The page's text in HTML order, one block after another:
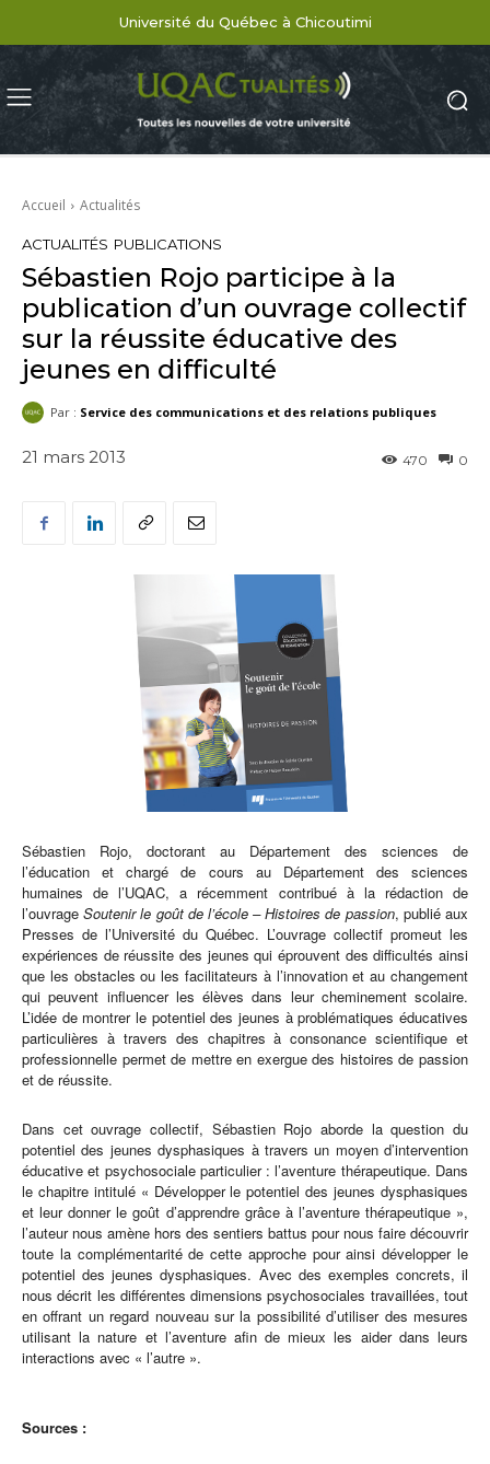
Université du Québec à Chicoutimi
Accueil Actualités
ACTUALITÉS PUBLICATIONS
Sébastien Rojo participe à la
publication d’un ouvrage collectif
sur la réussite éducative des
jeunes en difficulté
Par : Service des communications et des relations publiques
21 mars 2013 0
470
Sébastien Rojo, doctorant au Département des sciences de
l’éducation et chargé de cours au Département des sciences
humaines de l’UQAC, a récemment contribué à la rédaction de
l’ouvrageSoutenir le goût de l’école – Histoires de passion, publié aux
Presses de l’Université du Québec. L’ouvrage collectif promeut les
expériences de réussite des jeunes qui éprouvent des difficultés ainsi
que les obstacles ou les facilitateurs à l’innovation et au changement
qui peuvent influencer les élèves dans leur cheminement scolaire.
L’idée de montrer le potentiel des jeunes à problématiques éducatives
particulières à travers des chapitres à consonance scientifique et
professionnelle permet de mettre en exergue des histoires de passion
et de réussite.
Dans cet ouvrage collectif, Sébastien Rojo aborde la question du
potentiel des jeunes dysphasiques à travers un moyen d’intervention
éducative et psychosociale particulier : l’aventure thérapeutique. Dans
le chapitre intitulé « Développer le potentiel des jeunes dysphasiques
et leur donner le goût d’apprendre grâce à l’aventure thérapeutique »,
l’auteur nous amène hors des sentiers battus pour nous faire découvrir
toute la complémentarité de cette approche pour ainsi développer le
potentiel des jeunes dysphasiques. Avec des exemples concrets, il
nous décrit les différentes dimensions psychosociales travaillées, tout
en offrant un regard nouveau sur la possibilité d’utiliser des mesures
utilisant la nature et l’aventure afin de mieux les aider dans leurs
interactions avec « l’autre ».
Sources :